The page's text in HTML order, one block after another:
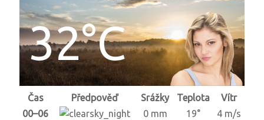
32°C
Čas Předpověď Srážky Teplota
Vítr
00–06
0 mm 19°
4 m/s